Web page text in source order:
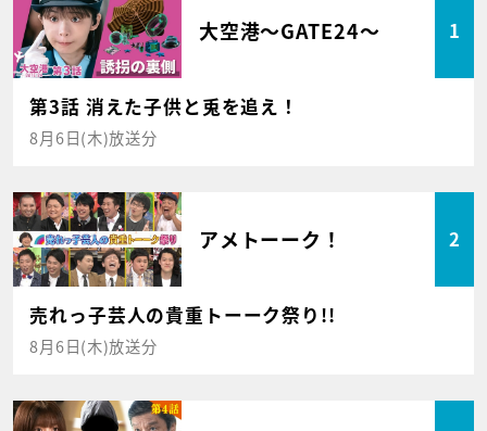
大空港～GATE24～ 1
第3話 消えた子供と兎を追え！
8月6日(木)放送分
アメトーーク！ 2
売れっ子芸人の貴重トーーク祭り!!
8月6日(木)放送分